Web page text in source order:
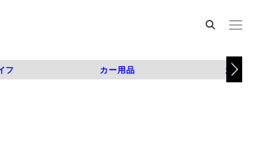
フ カー用品 カスタム